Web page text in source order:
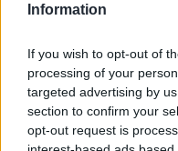
Information
If you wish to opt-out of
processing of your
targeted advertising by
section to confirm your
opt-out request is
tegenstanders die PSV
sportief wil doorgroeien
Een hogere pot is dan
Het is wel een signaal